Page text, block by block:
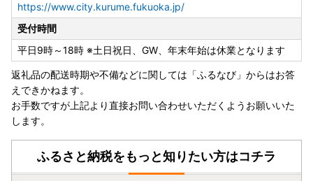
https://www.city.kurume.fukuoka.jp/
受付時間
平日9時～18時 ※土日祝日、GW、年末年始は休業となります
返礼品の配送時期や不備などに関しては「ふるなび」からはお答
えできかねます。
お手数ですが上記より直接お問い合わせいただくようお願いいた
します。
ふるさと納税をもっと知りたい方はコチラ